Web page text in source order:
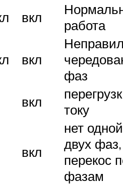
вкл
работа
вкл
фаз
вкл
току
вкл
нет
двух фаз,
перекос
фазам